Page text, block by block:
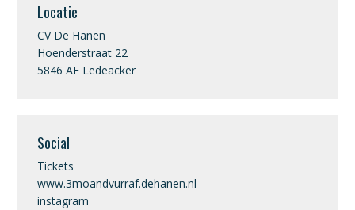
Locatie
CV De Hanen
Hoenderstraat 22
5846 AE Ledeacker
Social
Tickets
www.3moandvurraf.dehanen.nl
instagram